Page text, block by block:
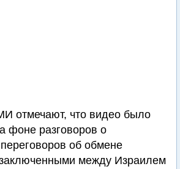
отмечают, что видео было
фоне разговоров о
об обмене
между Израилем